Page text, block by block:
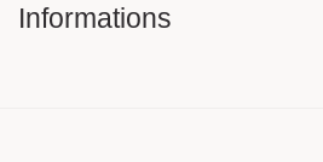
Informations